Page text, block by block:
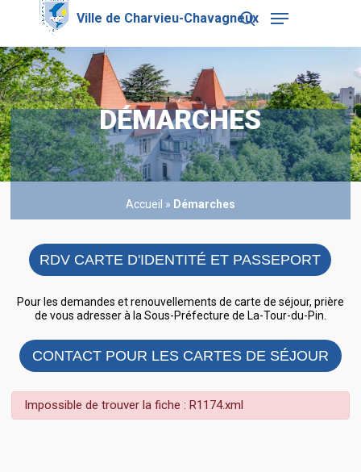
content
search
Menu
DÉMARCHES
Accueil » Démarches
RDV CARTE D'IDENTITÉ ET PASSEPORT
Pour les demandes et renouvellements de carte de séjour, prière
de vous adresser à la Sous-Préfecture de La-Tour-du-Pin.
CONTACT POUR LES CARTES DE SÉJOUR
Impossible de trouver la fiche : R1174.xml
Close